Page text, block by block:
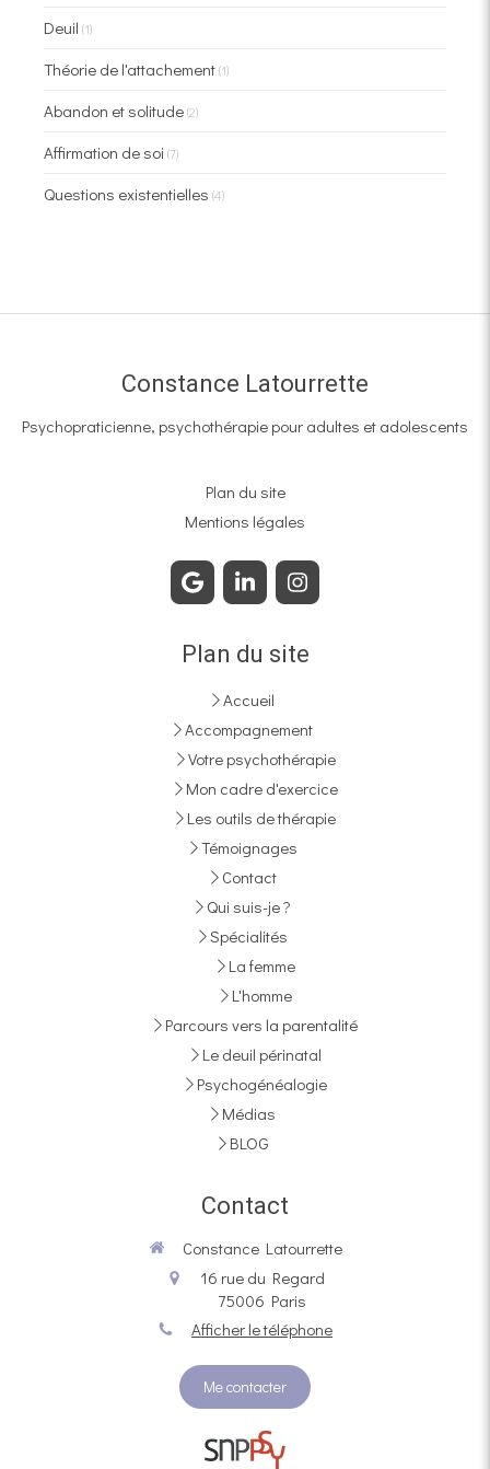
Deuil (1)
Théorie de l'attachement(1)
Abandon et solitude(2)
Affirmation de soi (7)
Questions existentielles (4)
Constance Latourrette
Psychopraticienne, psychothérapie pour adultes et adolescents
Plan du site
Mentions légales
Plan du site
Accueil
Accompagnement
Votre psychothérapie
Mon cadre d'exercice
Les outils de thérapie
Témoignages
Contact
Qui suis-je ?
Spécialités
La femme
L'homme
Parcours vers la parentalité
Le deuil périnatal
Psychogénéalogie
Médias
BLOG
Contact
Constance Latourrette
16 rue du Regard
75006 Paris
Afficher le téléphone
Me contacter